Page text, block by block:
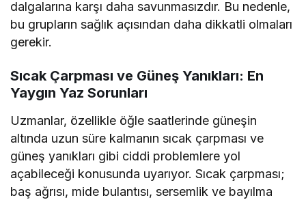
dalgalarına karşı daha savunmasızdır. Bu nedenle,
bu grupların sağlık açısından daha dikkatli olmaları
gerekir.
Sıcak Çarpması ve Güneş Yanıkları: En
Yaygın Yaz Sorunları
Uzmanlar, özellikle öğle saatlerinde güneşin
altında uzun süre kalmanın sıcak çarpması ve
güneş yanıkları gibi ciddi problemlere yol
açabileceği konusunda uyarıyor. Sıcak çarpması;
baş ağrısı, mide bulantısı, sersemlik ve bayılma